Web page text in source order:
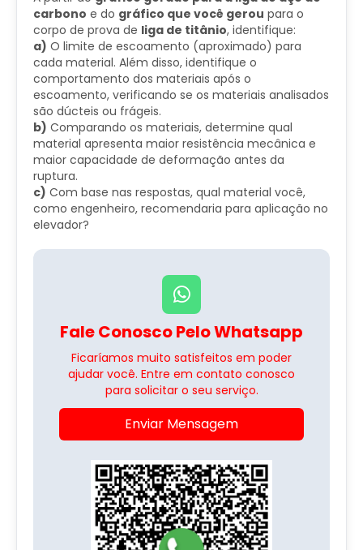
carbono e do gráfico que você gerou para o
corpo de prova de liga de titânio, identifique:
a) O limite de escoamento (aproximado) para
cada material. Além disso, identifique o
comportamento dos materiais após o
escoamento, verificando se os materiais analisados
são dúcteis ou frágeis.
b) Comparando os materiais, determine qual
material apresenta maior resistência mecânica e
maior capacidade de deformação antes da
ruptura.
c) Com base nas respostas, qual material você,
como engenheiro, recomendaria para aplicação no
elevador?
Fale Conosco Pelo Whatsapp
Ficaríamos muito satisfeitos em poder
ajudar você. Entre em contato conosco
para solicitar o seu serviço.
Enviar Mensagem